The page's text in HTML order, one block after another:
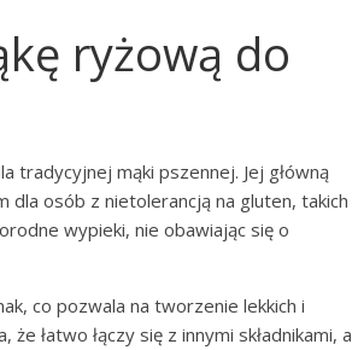
ryżową do
tradycyjnej mąki pszennej. Jej główną
dla osób z nietolerancją na gluten, takich
wypieki, nie obawiając się o
co pozwala na tworzenie lekkich i
łatwo łączy się z innymi składnikami, a